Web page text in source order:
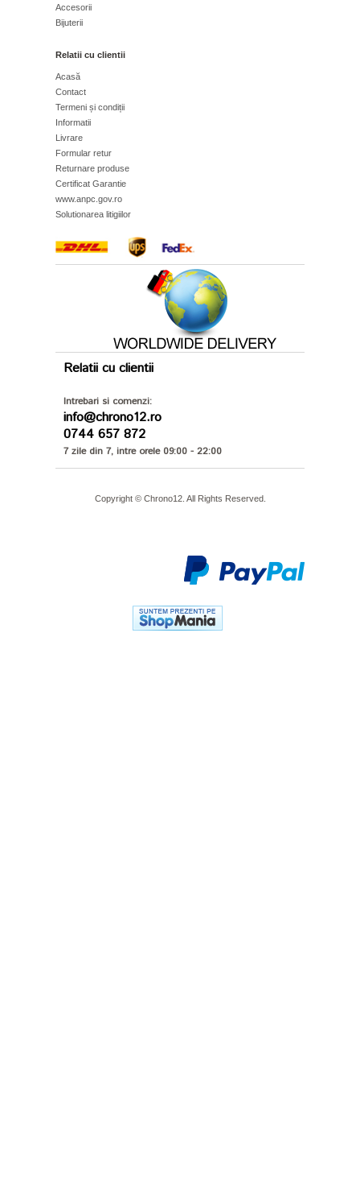
Accesorii
Bijuterii
Relatii cu clientii
Acasă
Contact
Termeni și condiții
Informatii
Livrare
Formular retur
Returnare produse
Certificat Garantie
www.anpc.gov.ro
Solutionarea litigiilor
Relatii cu clientii
Intrebari si comenzi:
info@chrono12.ro
0744 657 872
7 zile din 7, intre orele 09:00 - 22:00
Copyright © Chrono12. All Rights Reserved.